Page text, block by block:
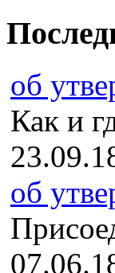
об
Как и
об